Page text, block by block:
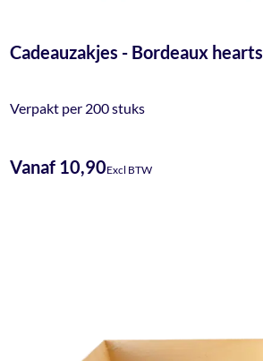
Cadeauzakjes - Bordeaux hearts
Verpakt per 200 stuks
Vanaf 10,90Excl BTW